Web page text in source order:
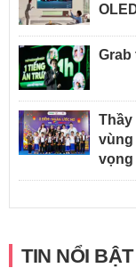
Grab
Thầy
vùng
vọng
TIN NỔI